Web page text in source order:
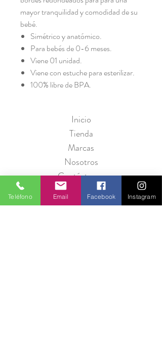
mayor tranquilidad y comodidad de su
bebé.
Simétrico y anatómico.
Para bebés de 0-6 meses.
Viene 01 unidad.
Viene con estuche para esterilizar.
100% libre de BPA.
Inicio
Tienda
Marcas
Nosotros
Contáctanos
Teléfono Email Facebook Instagram